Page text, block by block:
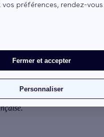
préférences, rendez-
Fermer et accepter
Personnaliser
lié au climat de la